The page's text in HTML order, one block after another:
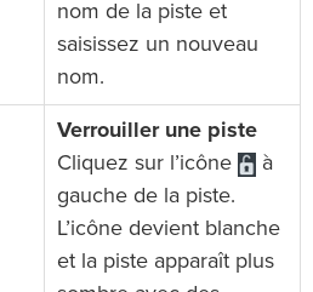
nom de la piste et
saisissez un nouveau
nom.
Verrouiller une piste
Cliquez sur l’icône
à
gauche de la piste.
L’icône devient blanche
et la piste apparaît plus